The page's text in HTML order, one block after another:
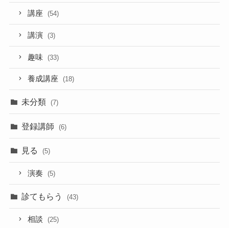
講座 (54)
講演 (3)
趣味 (33)
養成講座 (18)
未分類 (7)
登録講師 (6)
見る (5)
演奏 (5)
診てもらう (43)
相談 (25)